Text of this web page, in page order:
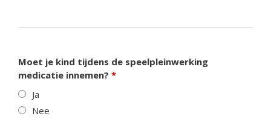
Moet je kind tijdens de speelpleinwerking
medicatie innemen? *
Ja
Nee